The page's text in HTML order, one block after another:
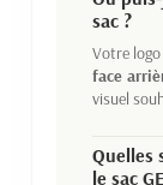
sac ?
Votre
face
visuel
Quelles
le sac